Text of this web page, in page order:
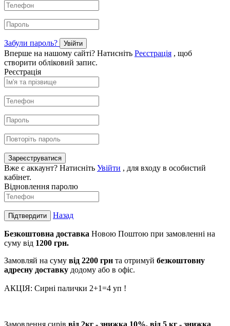
Забули пароль? Увійти
Вперше на нашому сайті? Натисніть Реєстрація , щоб
створити обліковий запис.
Реєстрація
Зареєструватися
Вже є аккаунт? Натисніть Увійти , для входу в особистий
кабінет.
Відновлення паролю
Підтвердити Назад
Безкоштовна доставка Новою Поштою при замовленні на
суму від 1200 грн.
Замовляй на суму від 2200 грн та отримуй безкоштовну
адресну доставку додому або в офіс.
АКЦІЯ: Сирні палички 2+1=4 уп !
Замовлення сирів від 2кг - знижка 10%, від 5 кг - знижка